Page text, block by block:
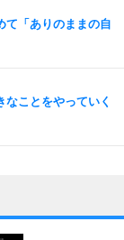
て「ありのままの自
なことをやっていく
。